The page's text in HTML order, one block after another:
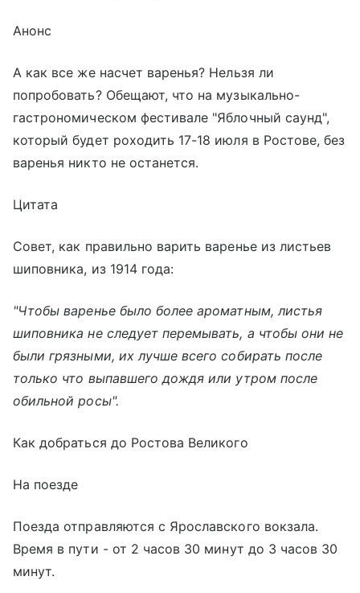
Анонс
А как все же насчет варенья? Нельзя ли
попробовать? Обещают, что на музыкально-
гастрономическом фестивале "Яблочный саунд",
который будет роходить 17-18 июля в Ростове, без
варенья никто не останется.
Цитата
Совет, как правильно варить варенье из листьев
шиповника, из 1914 года:
"Чтобы варенье было более ароматным, листья
шиповника не следует перемывать, а чтобы они не
были грязными, их лучше всего собирать после
только что выпавшего дождя или утром после
обильной росы".
Как добраться до Ростова Великого
На поезде
Поезда отправляются с Ярославского вокзала.
Время в пути - от 2 часов 30 минут до 3 часов 30
минут.